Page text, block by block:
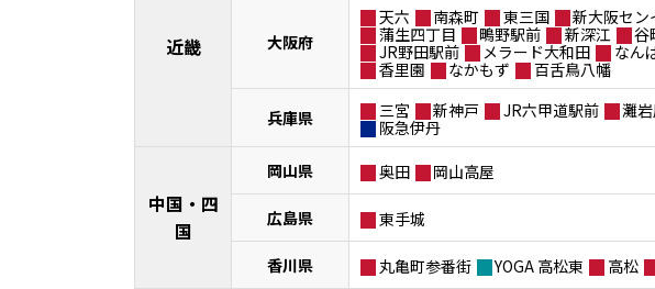
近畿 大阪府
天六 南森町 東三国 新大阪セン
蒲生四丁目
鴫野駅前 新深江 谷
JR野田駅前
メラード大和田 なん
香里園
なかもず 百舌鳥八幡
兵庫県 三宮 新神戸 JR六甲道駅前 灘
阪急伊丹
中国・四
国
岡山県 奥田 岡山高屋
広島県 東手城
香川県 丸亀町参番街 YOGA 高松東 高松